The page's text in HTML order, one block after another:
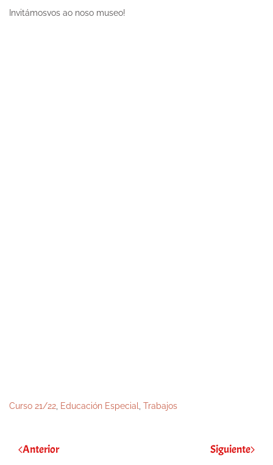
Invitámosvos ao noso museo!
Curso 21/22 Educación Especial Trabajos
Anterior Siguiente